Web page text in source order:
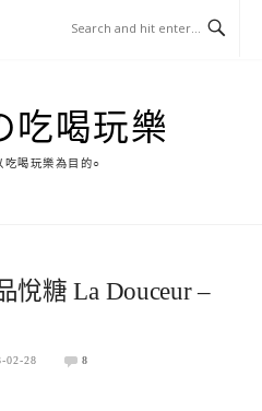
吃喝玩樂
吃喝玩樂為目的○
悅糖 La Douceur –
02-28 8